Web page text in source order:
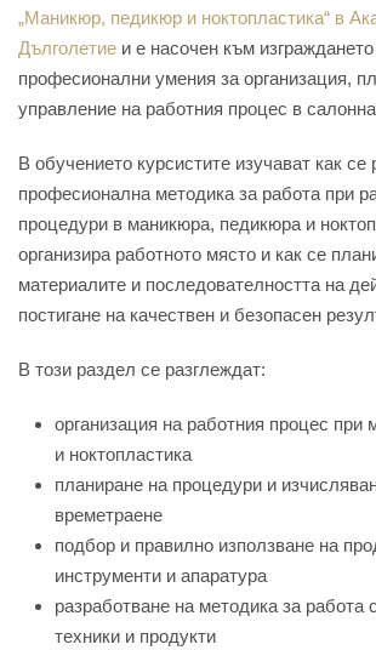
„Маникюр, педикюр и ноктопластика“ в
Дълголетие и е насочен към
професионални умения за организация,
управление на работния процес в
В обучението курсистите изучават как се
професионална методика за работа при
процедури в маникюра, педикюра и
организира работното място и как се
материалите и последователността на
постигане на качествен и безопасен
В този раздел се разглеждат:
организация на работния процес при
и ноктопластика
планиране на процедури и
времетраене
подбор и правилно използване на
инструменти и апаратура
разработване на методика за работа
техники и продукти